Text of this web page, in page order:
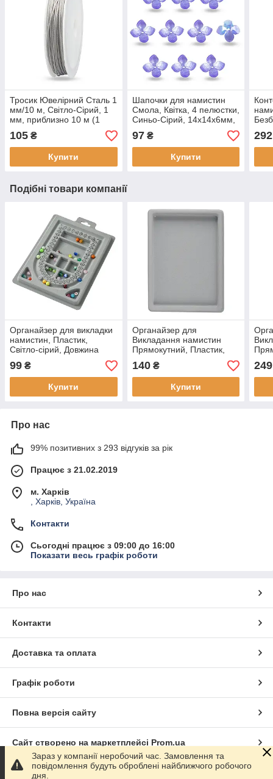
Тросик Ювелірний Сталь 1
мм/10 м, Світло-Сірий, 1
мм, приблизно 10 м (1
котушка)
105 ₴
Купити
Шапочки для намистин
Смола, Квітка, 4 пелюстки,
Синьо-Сірий, 14х14х6мм,
Отвір 1.2 мм, (10 шт)
97₴
Купити
292
Подібні товари компанії
Органайзер для викладки
намистин, Пластик,
Світло-сірий, Довжина
Товщина 1.3см, (1 шт)
99 ₴
Купити
Органайзер для
Викладання намистин
Прямокутний, Пластик,
Сірий, Розмір: 28х20х3см,
(1 шт)
140₴
Купити
см,
249
Про нас
99% позитивних з 293 відгуків за рік
Працює з 21.02.2019
м. Харків
, Харків, Україна
Контакти
Сьогодні працює з 09:00 до 16:00
Показати весь графік роботи
Про нас
Контакти
Доставка та оплата
Графік роботи
Повна версія сайту
Сайт створено на маркетплейсі Prom.ua
Політика конфіденційності
Зараз у компанії неробочий час. Замовлення та
повідомлення будуть оброблені найближчого робочого
дня.